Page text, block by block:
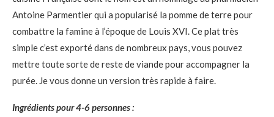
Antoine Parmentier qui a popularisé la pomme de terre pour
combattre la famine à l’époque de Louis XVI. Ce plat très
simple c’est exporté dans de nombreux pays, vous pouvez
mettre toute sorte de reste de viande pour accompagner la
purée. Je vous donne un version très rapide à faire.
Ingrédients pour 4-6 personnes :